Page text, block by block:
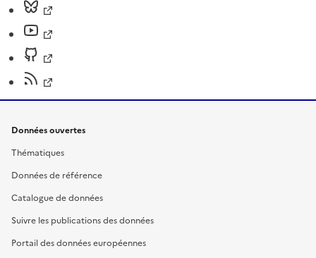
Données ouvertes
Thématiques
Données de référence
Catalogue de données
Suivre les publications des données
Portail des données européennes